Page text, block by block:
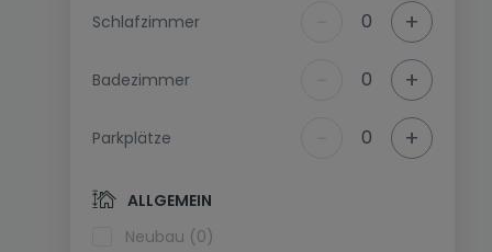
Schlafzimmer 0 +
Badezimmer 0 +
Parkplätze 0 +
ALLGEMEIN
Neubau (0)